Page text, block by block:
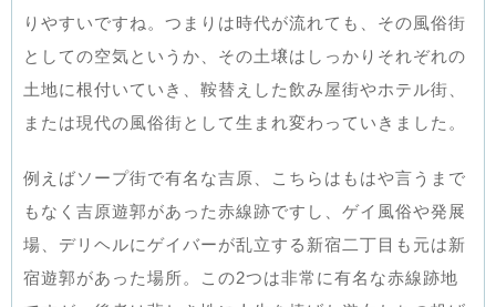
りやすいですね。つまりは時代が流れても、その風俗街
としての空気というか、その土壌はしっかりそれぞれの
土地に根付いていき、鞍替えした飲み屋街やホテル街、
または現代の風俗街として生まれ変わっていきました。
例えばソープ街で有名な吉原、こちらはもはや言うまで
もなく吉原遊郭があった赤線跡ですし、ゲイ風俗や発展
場、デリヘルにゲイバーが乱立する新宿二丁目も元は新
宿遊郭があった場所。この2つは非常に有名な赤線跡地